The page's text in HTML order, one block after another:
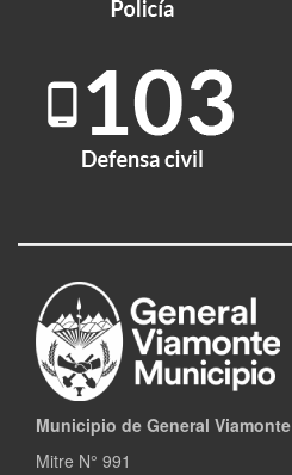
Municipio de General Viamonte
Mitre N° 991